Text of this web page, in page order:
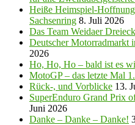
Heiße Heimspiel-
Sachsenring 8. Juli 2026
Das Team Weidaer
Deutscher Motorradmarkt
2026
Ho, Ho, Ho – bald ist es
MotoGP – das letzte Mal
Rück-, und Vorblicke 13.
SuperEnduro Grand Prix
Juni 2026
Danke – Danke – Danke!